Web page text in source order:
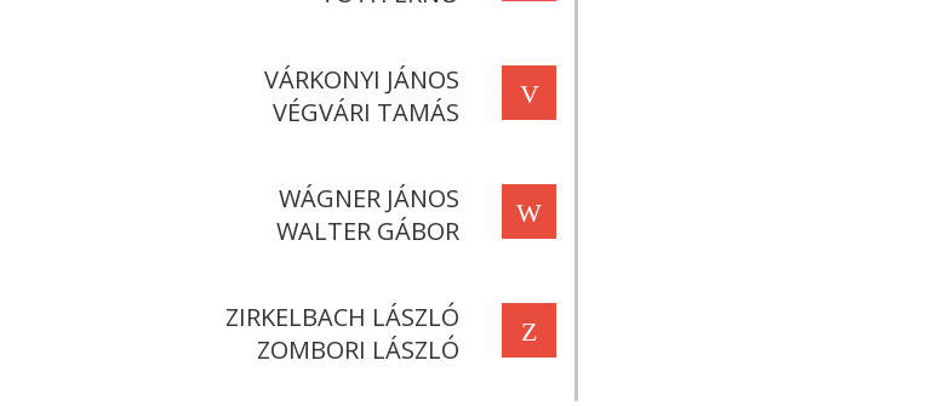
V
VÁRKONYI JÁNOS
VÉGVÁRI TAMÁS
W
WÁGNER JÁNOS
WALTER GÁBOR
Z
ZIRKELBACH LÁSZLÓ
ZOMBORI LÁSZLÓ